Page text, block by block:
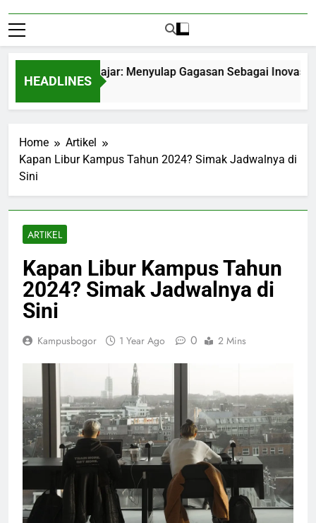
HEADLINES
Pelajar: Menyulap Gagasan Sebagai Inovasi
Ago
Home
Artikel
Kapan Libur Kampus Tahun 2024? Simak Jadwalnya di
Sini
ARTIKEL
Kapan Libur Kampus Tahun
2024? Simak Jadwalnya di
Sini
Kampusbogor 1 Year Ago 0 2 Mins